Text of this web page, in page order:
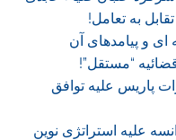
به تعامل!
ای و پیامدهای آن
“مستقل”!
پاريس عليه توافق
عليه استراتژی نوين